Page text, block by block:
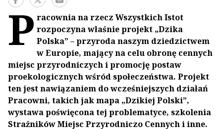
P racownia na rzecz Wszystkich Istot
rozpoczyna właśnie projekt „Dzika
Polska” – przyroda naszym dziedzictwem
w Europie, mający na celu obronę cennych
miejsc przyrodniczych i promocję postaw
proekologicznych wśród społeczeństwa. Projekt
ten jest nawiązaniem do wcześniejszych działań
Pracowni, takich jak mapa „Dzikiej Polski”,
wystawa poświęcona tej problematyce, szkolenia
Strażników Miejsc Przyrodniczo Cennych i inne.